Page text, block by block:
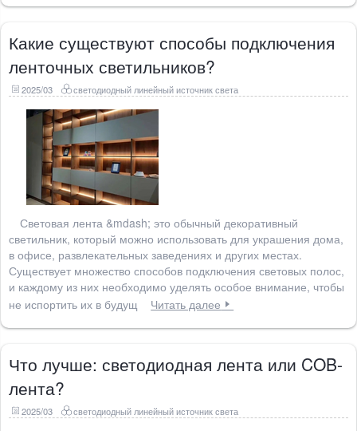
Какие существуют способы подключения
ленточных светильников?
2025/03 светодиодный линейный источник света
Световая лента &mdash; это обычный декоративный
светильник, который можно использовать для украшения дома,
в офисе, развлекательных заведениях и других местах.
Существует множество способов подключения световых полос,
и каждому из них необходимо уделять особое внимание, чтобы
не испортить их в будущ
Читать далее
Что лучше: светодиодная лента или COB-
лента?
2025/03 светодиодный линейный источник света